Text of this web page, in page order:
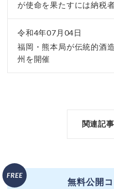
が使命を果たすには納税
令和4年07月04日
福岡・熊本局が伝統的酒
州を開催
関連記
無料公開